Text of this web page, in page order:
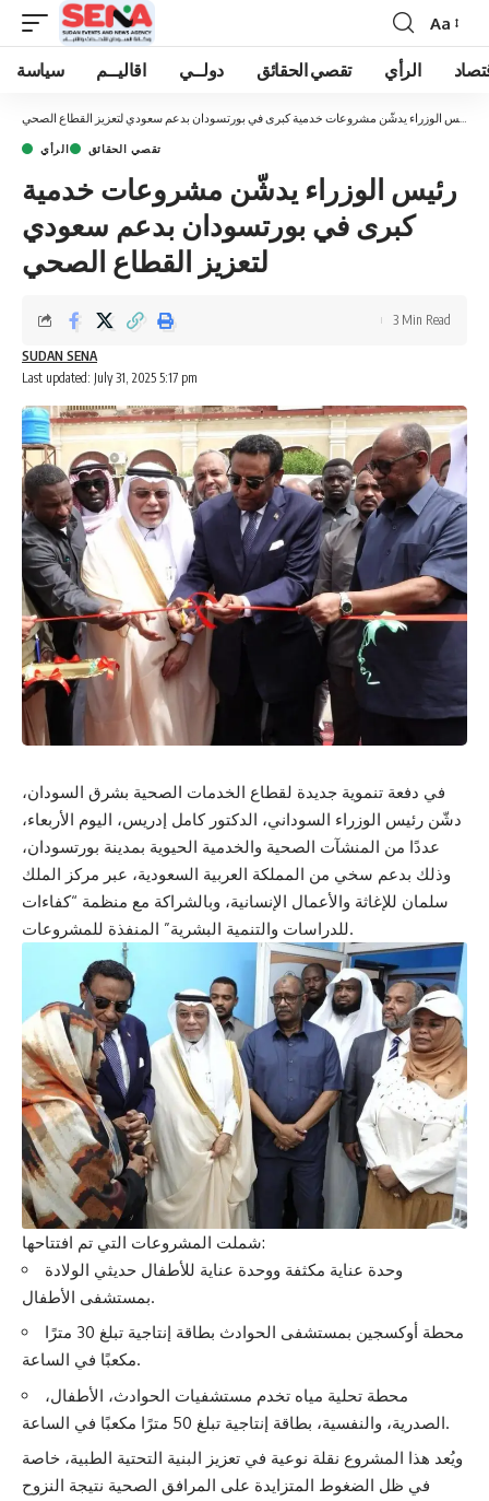
Font
Resizer
Aa
سياسة اقاليــم دولــي تقصي الحقائق الرأي
رئيس الوزراء يدشّن مشروعات خدمية كبرى في بورتسودان بدعم سعودي لتعزيز القطاع الصحي
الرأي تقصي الحقائق
رئيس الوزراء يدشّن مشروعات خدمية
كبرى في بورتسودان بدعم سعودي
لتعزيز القطاع الصحي
Last updated: July 31, 2025 5:17 pm
SUDAN SENA
3 Min Read
في دفعة تنموية جديدة لقطاع الخدمات الصحية بشرق السودان،
دشّن رئيس الوزراء السوداني، الدكتور كامل إدريس، اليوم الأربعاء،
عددًا من المنشآت الصحية والخدمية الحيوية بمدينة بورتسودان،
وذلك بدعم سخي من المملكة العربية السعودية، عبر مركز الملك
سلمان للإغاثة والأعمال الإنسانية، وبالشراكة مع منظمة “كفاءات
للدراسات والتنمية البشرية” المنفذة للمشروعات.
شملت المشروعات التي تم افتتاحها:
وحدة عناية مكثفة ووحدة عناية للأطفال حديثي الولادة
بمستشفى الأطفال.
محطة أوكسجين بمستشفى الحوادث بطاقة إنتاجية تبلغ 30 مترًا
مكعبًا في الساعة.
محطة تحلية مياه تخدم مستشفيات الحوادث، الأطفال،
الصدرية، والنفسية، بطاقة إنتاجية تبلغ 50 مترًا مكعبًا في الساعة.
ويُعد هذا المشروع نقلة نوعية في تعزيز البنية التحتية الطبية، خاصة
في ظل الضغوط المتزايدة على المرافق الصحية نتيجة النزوح